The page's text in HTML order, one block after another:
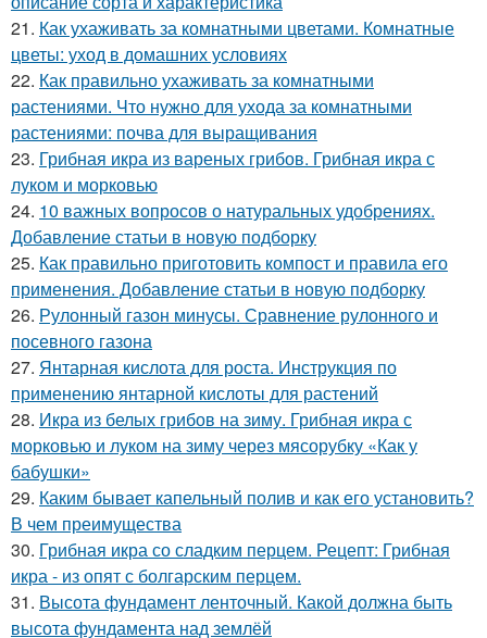
21. Как ухаживать за комнатными цветами. Комнатные
цветы: уход в домашних условиях
22. Как правильно ухаживать за комнатными
растениями. Что нужно для ухода за комнатными
растениями: почва для выращивания
23. Грибная икра из вареных грибов. Грибная икра с
луком и морковью
24. 10 важных вопросов о натуральных удобрениях.
Добавление статьи в новую подборку
25. Как правильно приготовить компост и правила его
применения. Добавление статьи в новую подборку
26. Рулонный газон минусы. Сравнение рулонного и
посевного газона
27. Янтарная кислота для роста. Инструкция по
применению янтарной кислоты для растений
28. Икра из белых грибов на зиму. Грибная икра с
морковью и луком на зиму через мясорубку «Как у
бабушки»
29. Каким бывает капельный полив и как его установить?
В чем преимущества
30. Грибная икра со сладким перцем. Рецепт: Грибная
икра - из опят с болгарским перцем.
31. Высота фундамент ленточный. Какой должна быть
высота фундамента над землёй